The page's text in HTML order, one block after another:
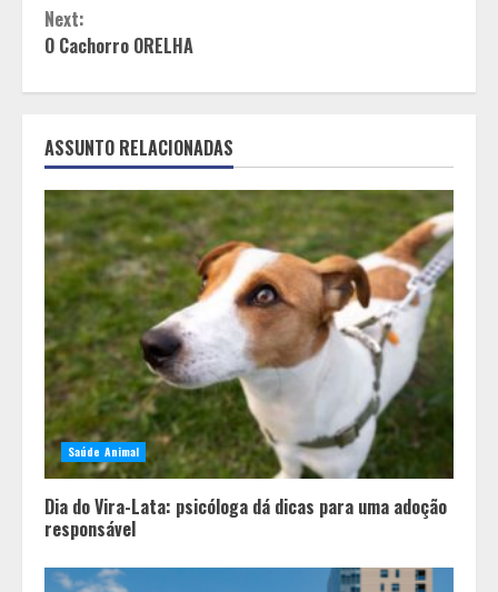
Next:
O Cachorro ORELHA
ASSUNTO RELACIONADAS
Saúde Animal
Dia do Vira-Lata: psicóloga dá dicas para uma adoção
responsável